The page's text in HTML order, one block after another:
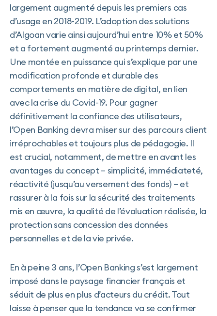
largement augmenté depuis les premiers cas
d’usage en 2018-2019. L’adoption des solutions
d’Algoan varie ainsi aujourd’hui entre 10% et 50%
et a fortement augmenté au printemps dernier.
Une montée en puissance qui s’explique par une
modification profonde et durable des
comportements en matière de digital, en lien
avec la crise du Covid-19. Pour gagner
définitivement la confiance des utilisateurs,
l’Open Banking devra miser sur des parcours client
irréprochables et toujours plus de pédagogie. Il
est crucial, notamment, de mettre en avant les
avantages du concept – simplicité, immédiateté,
réactivité (jusqu’au versement des fonds) – et
rassurer à la fois sur la sécurité des traitements
mis en œuvre, la qualité de l’évaluation réalisée, la
protection sans concession des données
personnelles et de la vie privée.
En à peine 3 ans, l’Open Banking s’est largement
imposé dans le paysage financier français et
séduit de plus en plus d’acteurs du crédit. Tout
laisse à penser que la tendance va se confirmer